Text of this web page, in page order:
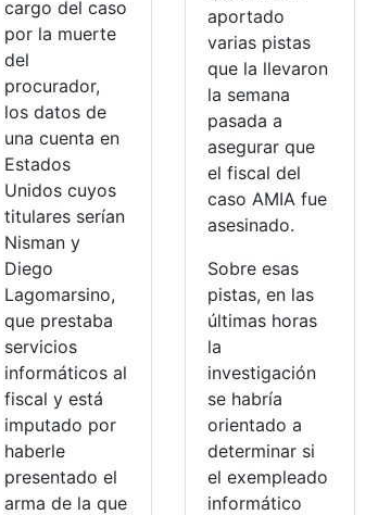
cargo del caso
por la muerte
del
procurador,
los datos de
una cuenta en
Estados
Unidos cuyos
titulares serían
Nisman y
Diego
Lagomarsino,
que prestaba
servicios
informáticos al
fiscal y está
imputado por
haberle
presentado el
arma de la que
aportado
varias pistas
que la llevaron
la semana
pasada a
asegurar que
el fiscal del
caso AMIA fue
asesinado.
Sobre esas
pistas, en las
últimas horas
la
investigación
se habría
orientado a
determinar si
el exempleado
informático